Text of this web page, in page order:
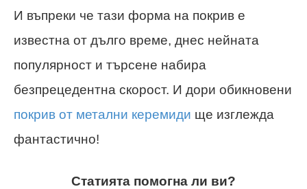
И въпреки че тази форма на покрив е
известна от дълго време, днес нейната
популярност и търсене набира
безпрецедентна скорост. И дори обикновени
покрив от метални керемиди ще изглежда
фантастично!
Статията помогна ли ви?